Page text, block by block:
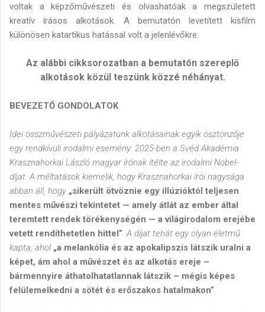
voltak a képzőművészeti és olvashatóak a megszületett
kreatív írásos alkotások. A bemutatón levetített kisfilm
különösen katartikus hatással volt a jelenlévőkre.
Az alábbi cikksorozatban a bemutatón szereplő
alkotások közül teszünk közzé néhányat.
BEVEZETŐ GONDOLATOK
Idei összművészeti pályázatunk alkotásainak egyik ösztönzője
egy rendkívüli irodalmi esemény: 2025-ben a Svéd Akadémia
Krasznahorkai László magyar írónak ítélte az irodalmi Nobel-
díjat. A méltatások kiemelik, hogy Krasznahorkai írói nagysága
abban áll, hogy „sikerült ötvöznie egy illúzióktól teljesen
mentes művészi tekintetet — amely átlát az ember által
teremtett rendek törékenységén — a világirodalom erejébe
vetett rendíthetetlen hittel” . A díjat tehát egy olyan életmű
kapta, ahol „a melankólia és az apokalipszis látszik uralni a
képet, ám ahol a művészet és az alkotás ereje –
bármennyire áthatolhatatlannak látszik – mégis képes
felülemelkedni a sötét és erőszakos hatalmakon”